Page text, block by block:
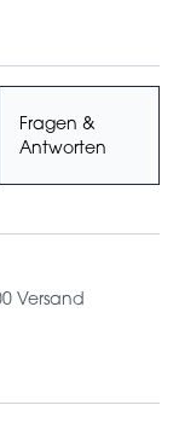
Fragen &
Antworten
Versand